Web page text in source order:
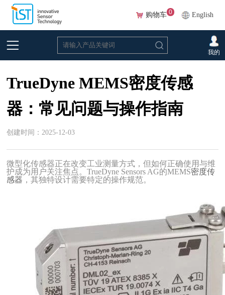
English
购物车 0
我的
首页 新闻和技术分享 > 新闻和活动
TrueDyne MEMS密度传感
器：常见问题与操作指南
创建时间：2025-12-03
微型化传感器正在改变工业测量方式，但如何正确使用与维
护成为用户关注焦点。TrueDyne Sensors AG的MEMS密度传
感器 ，其独特设计需要特定的操作规范。